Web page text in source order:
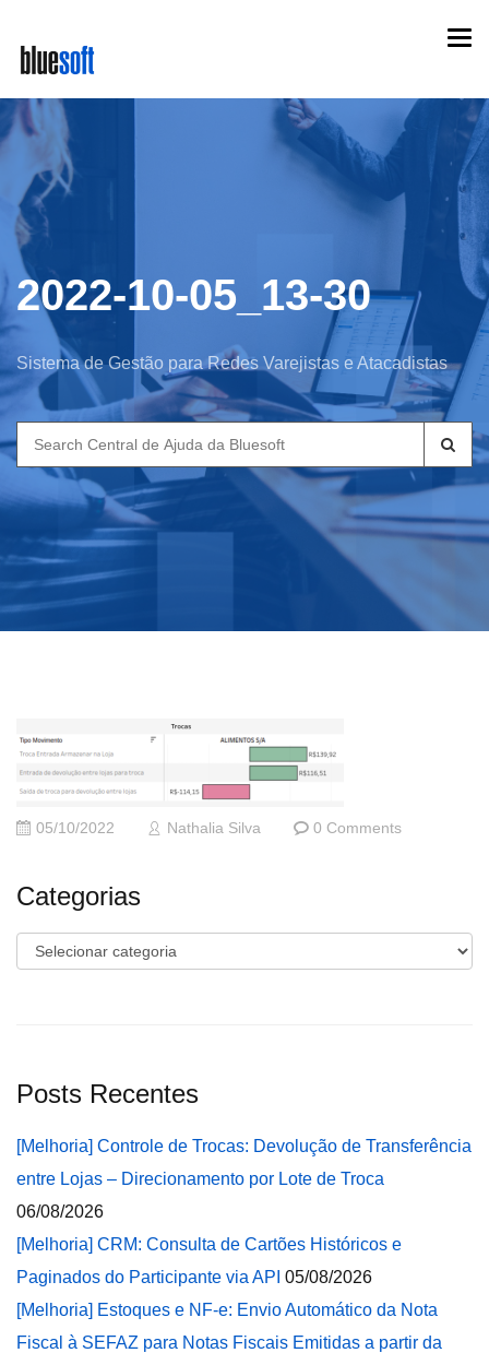
main
content
2022-10-05_13-30
Sistema de Gestão para Redes Varejistas e Atacadistas
Search
for:
05/10/2022 Nathalia Silva 0 Comments
Categorias
Categorias
Posts Recentes
[Melhoria] Controle de Trocas: Devolução de Transferência
entre Lojas – Direcionamento por Lote de Troca
06/08/2026
[Melhoria] CRM: Consulta de Cartões Históricos e
Paginados do Participante via API 05/08/2026
[Melhoria] Estoques e NF-e: Envio Automático da Nota
Fiscal à SEFAZ para Notas Fiscais Emitidas a partir da